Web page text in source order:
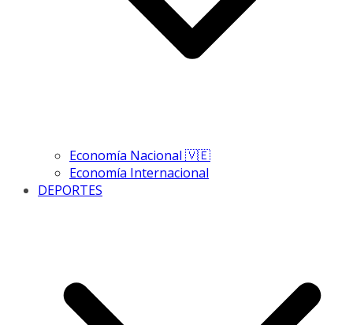
Economía Nacional 🇻🇪
Economía Internacional
DEPORTES